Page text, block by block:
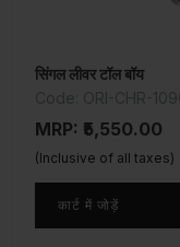
सिंगल लीवर टॉल बॉय
MRP: ₹5,550.00
(Inclusive of all taxes)
कार्ट में जोड़ें
बिब कॉक
MRP: ₹1,950.00
(Inclusive of all taxes)
कार्ट में जोड़ें